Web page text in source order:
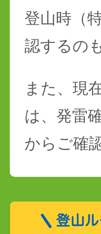
登山時（
認するの
また、現
は、発雷
からご確